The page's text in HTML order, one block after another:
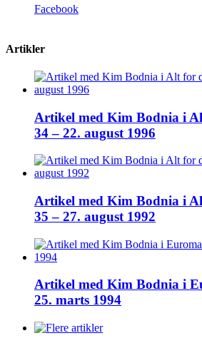
Facebook
Artikler
Artikel med Kim Bodnia i
34 – 22. august 1996
Artikel med Kim Bodnia i
35 – 27. august 1992
Artikel med Kim Bodnia i
25. marts 1994